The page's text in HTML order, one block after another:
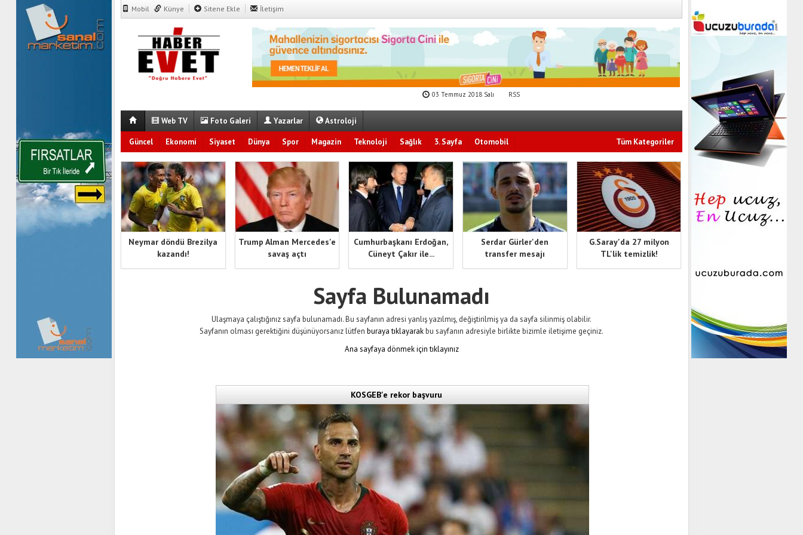
Mobil Künye Sitene Ekle İletişim
03 Temmuz 2018 Salı RSS
Web TV Foto Galeri Yazarlar Astroloji
Güncel Ekonomi Siyaset Dünya Spor Magazin Teknoloji Sağlık 3. Sayfa Otomobil Tüm Kategoriler
Neymar döndü Brezilya
kazandı!
Trump Alman Mercedes'e
savaş açtı
Cumhurbaşkanı Erdoğan,
Cüneyt Çakır ile...
Serdar Gürler'den
transfer mesajı
G.Saray'da 27 milyon
TL'lik temizlik!
Sayfa Bulunamadı
Ulaşmaya çalıştığınız sayfa bulunamadı. Bu sayfanın adresi yanlış yazılmış, değiştirilmiş ya da sayfa silinmiş olabilir.
Sayfanın olması gerektiğini düşünüyorsanız lütfen buraya tıklayarakbu sayfanın adresiyle birlikte bizimle iletişime geçiniz.
Ana sayfaya dönmek için tıklayınız
KOSGEB'e rekor başvuru